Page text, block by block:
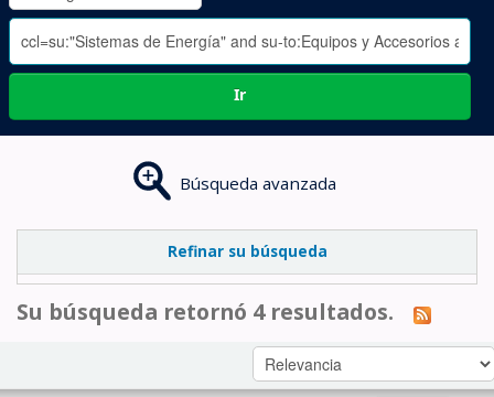
-
Ir
Búsqueda avanzada
Refinar su búsqueda
Su búsqueda retornó 4 resultados.